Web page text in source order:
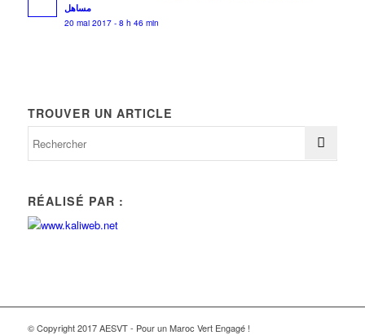
مساهل
20 mai 2017 - 8 h 46 min
TROUVER UN ARTICLE
RÉALISÉ PAR :
© Copyright 2017 AESVT - Pour un Maroc Vert Engagé !